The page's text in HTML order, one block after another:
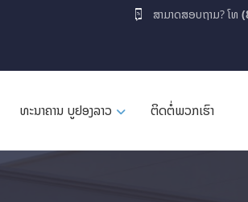
ສາມາດສອບຖາມ? ໂທ
ທະນາຄານ ບູຢອງລາວ ຕິດຕໍ່ພວກເຮົາ